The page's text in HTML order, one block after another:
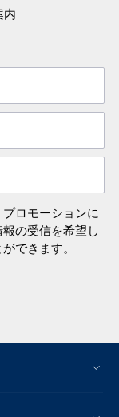
内
ロモーションに
の受信を希望し
できます。